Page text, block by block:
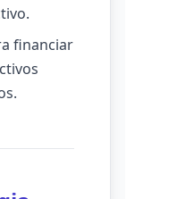
financiar